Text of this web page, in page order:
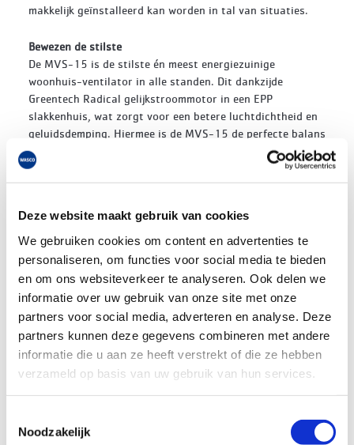
Deze website maakt gebruik van cookies
We gebruiken cookies om content en advertenties te
personaliseren, om functies voor social media te bieden
en om ons websiteverkeer te analyseren. Ook delen we
informatie over uw gebruik van onze site met onze
partners voor social media, adverteren en analyse. Deze
partners kunnen deze gegevens combineren met andere
informatie die u aan ze heeft verstrekt of die ze hebben
verzameld op basis van uw gebruik van hun services.
Noodzakelijk
makkelijk geïnstalleerd kan worden in tal van situaties.
Bewezen de stilste
De MVS-15 is de stilste én meest energiezuinige
woonhuis-ventilator in alle standen. Dit dankzijde
Greentech Radical gelijkstroommotor in een EPP
slakkenhuis, wat zorgt voor een betere luchtdichtheid en
geluidsdemping. Hiermee is de MVS-15 de perfecte balans
tussen geluid, energieverbruik en comfort! Onafhankelijke
metingen in verschillende projecten hebben dit
aangetoond.
Met ingebouwde vochtsensor
De MVS-15RHP heeft een standaard ingebouwde
vochtsensor. In de automatische stand draait de
ventilator in de laagste stand en is de vochtsensor actief.
Als deze constateert dat de vochtigheid snel stijgt, zal
het toestel naar een hogere stand schakelen. 15 of 30
minuten na het douchen of koken schakelt het toestel
weer naar de lage stand.
90 maanden garantie
Door gebruik te maken van de laatste
composietmaterialen in de waaier is het toestel zeer